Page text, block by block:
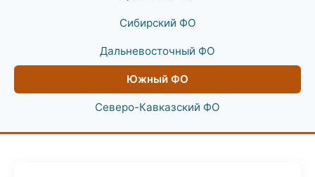
Сибирский ФО
Дальневосточный ФО
Южный ФО
Северо-Кавказский ФО